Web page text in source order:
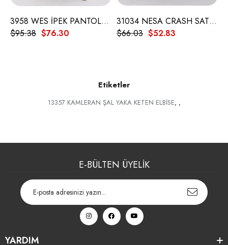
3958 WES İPEK PANTOLON
$76.30
$95.38
31034 NESA CRASH SATEN ETEK
$52.83
$66.03
Etiketler
13357 KAMLERAN ŞAL YAKA KETEN ELBİSE, ,
YARDIM
E-BÜLTEN ÜYELİK